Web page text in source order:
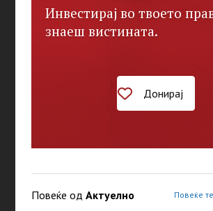
Инвестирај во твоето
знаеш вистината.
Донирај
Повеќе од Актуелно Повеќе